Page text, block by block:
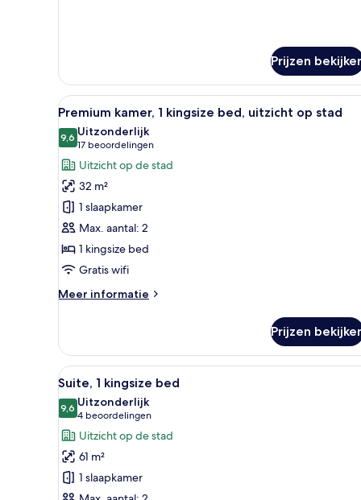
kingsize
bed
Prijzen
Alle
foto's
voor
Premium
kamer,
1
kingsize
bed,
uitzicht
op
stad
Een moderne hotelkamer
8
Premium kamer, 1 kingsize bed, uitzicht op stad
9,69,6 van 10
Uitzonderlijk
17 beoordelingen
(17
beoordelingen)
Uitzicht op de stad
32 m²
1 slaapkamer
Max. aantal: 2
1 kingsize bed
Gratis wifi
Meer informatie
Meer
kamer,
kingsize
bed,
uitzicht
stad
Prijzen
Alle
foto's
voor
Suite,
1
kingsize
bed
Een moderne hotelkamer
8
Suite, 1 kingsize bed
9,69,6 van 10
Uitzonderlijk
4 beoordelingen
(4
beoordelingen)
Uitzicht op de stad
61 m²
1 slaapkamer